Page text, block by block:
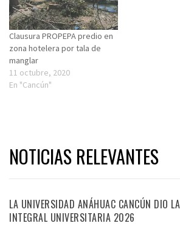
Clausura PROPEPA predio en
zona hotelera por tala de
manglar
11 octubre, 2020
En "Cancún"
NOTICIAS RELEVANTES
LA UNIVERSIDAD ANÁHUAC CANCÚN DIO
INTEGRAL UNIVERSITARIA 2026